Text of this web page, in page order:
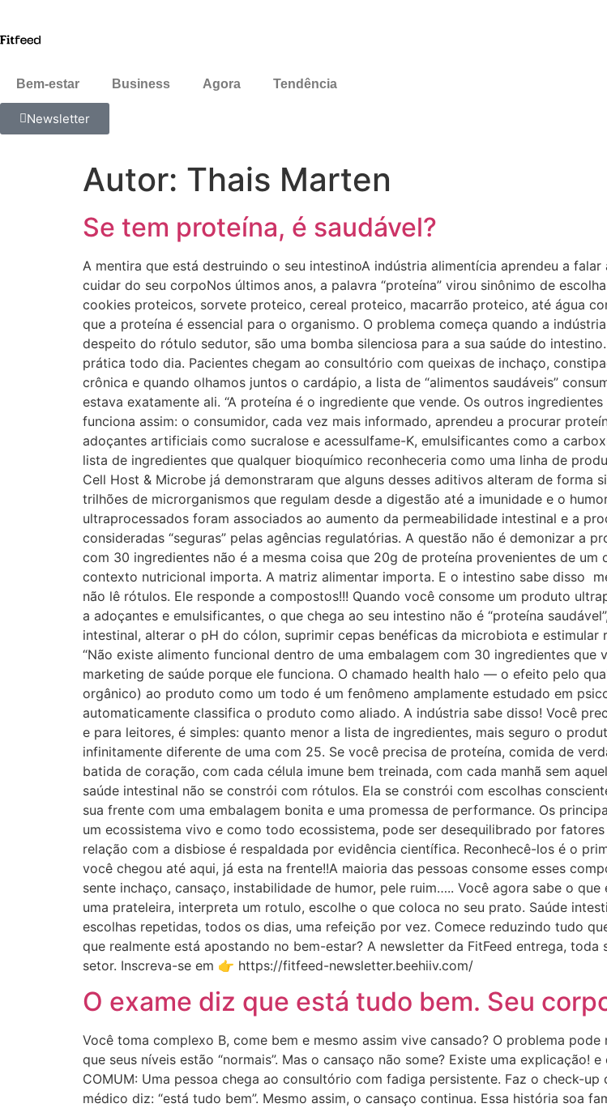
Bem-estar Business Agora Tendência
Newsletter
Autor: Thais Marten
Se tem proteína, é saudável?
A mentira que está destruindo o seu intestinoA indústria alimentícia aprendeu a
cuidar do seu corpoNos últimos anos, a palavra “proteína” virou sinônimo de
cookies proteicos, sorvete proteico, cereal proteico, macarrão proteico, até água
que a proteína é essencial para o organismo. O problema começa quando a
despeito do rótulo sedutor, são uma bomba silenciosa para a sua saúde do
prática todo dia. Pacientes chegam ao consultório com queixas de inchaço,
crônica e quando olhamos juntos o cardápio, a lista de “alimentos saudáveis”
estava exatamente ali. “A proteína é o ingrediente que vende. Os outros
funciona assim: o consumidor, cada vez mais informado, aprendeu a procurar
adoçantes artificiais como sucralose e acessulfame-K, emulsificantes como a
lista de ingredientes que qualquer bioquímico reconheceria como uma linha de
Cell Host & Microbe já demonstraram que alguns desses aditivos alteram de
trilhões de microrganismos que regulam desde a digestão até a imunidade e o
ultraprocessados foram associados ao aumento da permeabilidade intestinal e a
consideradas “seguras” pelas agências regulatórias. A questão não é demonizar a
com 30 ingredientes não é a mesma coisa que 20g de proteína provenientes de
contexto nutricional importa. A matriz alimentar importa. E o intestino sabe disso
não lê rótulos. Ele responde a compostos!!! Quando você consome um produto
a adoçantes e emulsificantes, o que chega ao seu intestino não é “proteína
intestinal, alterar o pH do cólon, suprimir cepas benéficas da microbiota e
“Não existe alimento funcional dentro de uma embalagem com 30 ingredientes que
marketing de saúde porque ele funciona. O chamado health halo — o efeito pelo
orgânico) ao produto como um todo é um fenômeno amplamente estudado em
automaticamente classifica o produto como aliado. A indústria sabe disso! Você
e para leitores, é simples: quanto menor a lista de ingredientes, mais seguro o
infinitamente diferente de uma com 25. Se você precisa de proteína, comida de
batida de coração, com cada célula imune bem treinada, com cada manhã sem
saúde intestinal não se constrói com rótulos. Ela se constrói com escolhas
sua frente com uma embalagem bonita e uma promessa de performance. Os
um ecossistema vivo e como todo ecossistema, pode ser desequilibrado por
relação com a disbiose é respaldada por evidência científica. Reconhecê-los é o
você chegou até aqui, já esta na frente!!A maioria das pessoas consome esses
sente inchaço, cansaço, instabilidade de humor, pele ruim….. Você agora sabe o
uma prateleira, interpreta um rotulo, escolhe o que coloca no seu prato. Saúde
escolhas repetidas, todos os dias, uma refeição por vez. Comece reduzindo tudo
que realmente está apostando no bem-estar? A newsletter da FitFeed entrega,
setor. Inscreva-se em 👉 https://fitfeed-newsletter.beehiiv.com/
O exame diz que está tudo bem. Seu
Você toma complexo B, come bem e mesmo assim vive cansado? O problema
que seus níveis estão “normais”. Mas o cansaço não some? Existe uma explicação!
COMUM: Uma pessoa chega ao consultório com fadiga persistente. Faz o check-
médico diz: “está tudo bem”. Mesmo assim, o cansaço continua. Essa história soa